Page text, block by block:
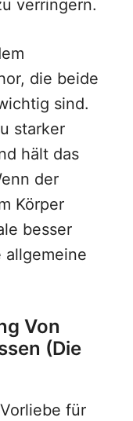
verringern.
die beide
sind.
starker
hält das
der
Körper
besser
allgemeine
Von
(die
für